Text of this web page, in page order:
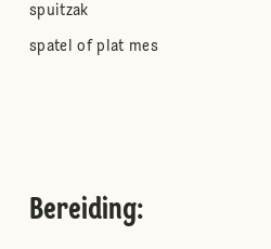
spuitzak
spatel of plat mes
Bereiding: